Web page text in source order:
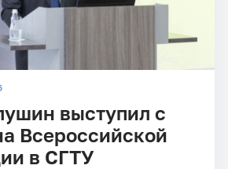
выступил с
Всероссийской
в СГТУ